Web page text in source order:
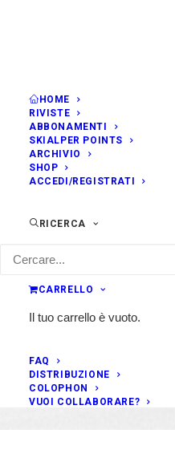
HOME
RIVISTE
ABBONAMENTI
SKIALPER POINTS
ARCHIVIO
SHOP
ACCEDI/REGISTRATI
RICERCA
CARRELLO
Il tuo carrello è vuoto.
FAQ
DISTRIBUZIONE
COLOPHON
VUOI COLLABORARE?